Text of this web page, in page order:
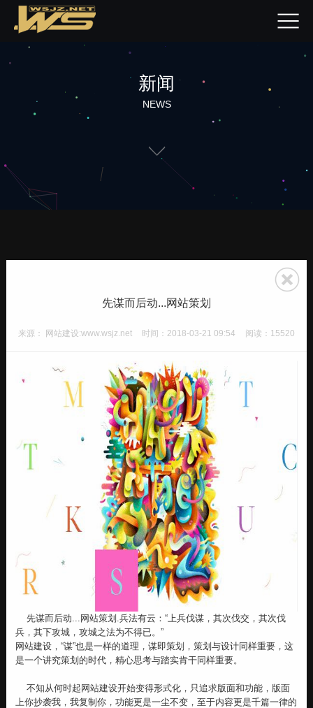
新闻
NEWS
先谋而后动...网站策划
来源： 网站建设:www.wsjz.net 时间：2018-03-21 09:54 阅读：15520
先谋而后动...网站策划.兵法有云：“上兵伐谋，其次伐交，其次伐
兵，其下攻城，攻城之法为不得已。”
网站建设，“谋”也是一样的道理，谋即策划，策划与设计同样重要，这
是一个讲究策划的时代，精心思考与踏实肯干同样重要。
不知从何时起网站建设开始变得形式化，只追求版面和功能，版面
上你抄袭我，我复制你，功能更是一尘不变，至于内容更是千篇一律的